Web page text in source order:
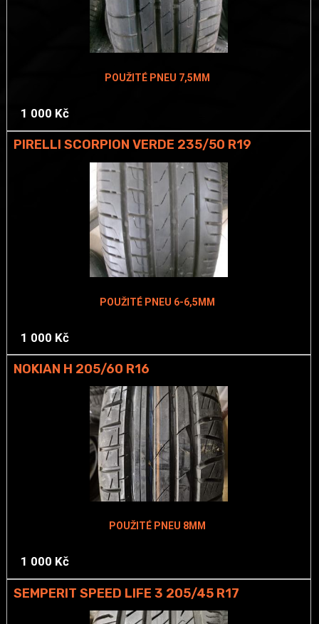
POUŽITÉ PNEU 7,5MM
1 000 Kč
PIRELLI SCORPION VERDE 235/50 R19
POUŽITÉ PNEU 6-6,5MM
1 000 Kč
NOKIAN H 205/60 R16
POUŽITÉ PNEU 8MM
1 000 Kč
SEMPERIT SPEED LIFE 3 205/45 R17